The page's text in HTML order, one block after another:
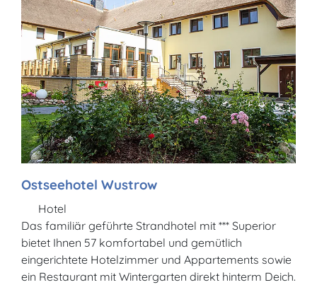
Ostseehotel Wustrow
Hotel
Das familiär geführte Strandhotel mit *** Superior
bietet Ihnen 57 komfortabel und gemütlich
eingerichtete Hotelzimmer und Appartements sowie
ein Restaurant mit Wintergarten direkt hinterm Deich.